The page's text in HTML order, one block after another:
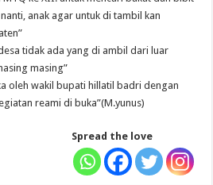
anak agar untuk di tambil kan
tidak ada yang di ambil dari luar
masing”
oleh wakil bupati hillatil badri dengan
reami di buka”(M.yunus)
Spread the love